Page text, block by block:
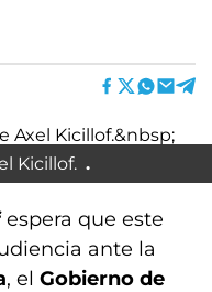
Kicillof.
espera que este
ante la
, el Gobierno de